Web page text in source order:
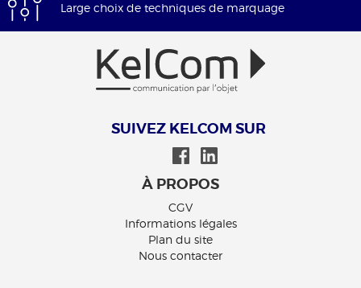
Large choix de techniques de marquage
SUIVEZ KELCOM SUR
À PROPOS
CGV
Informations légales
Plan du site
Nous contacter